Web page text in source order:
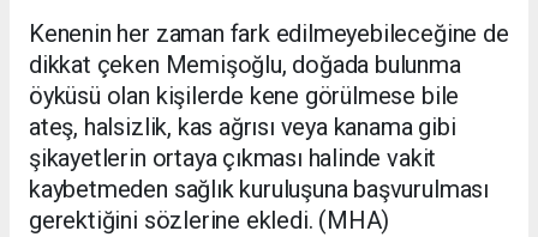
Kenenin her zaman fark edilmeyebileceğine de
dikkat çeken Memişoğlu, doğada bulunma
öyküsü olan kişilerde kene görülmese bile
ateş, halsizlik, kas ağrısı veya kanama gibi
şikayetlerin ortaya çıkması halinde vakit
kaybetmeden sağlık kuruluşuna başvurulması
gerektiğini sözlerine ekledi. (MHA)